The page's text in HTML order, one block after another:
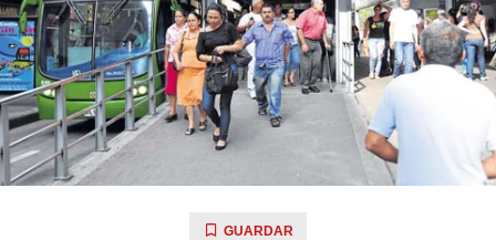
GUARDAR